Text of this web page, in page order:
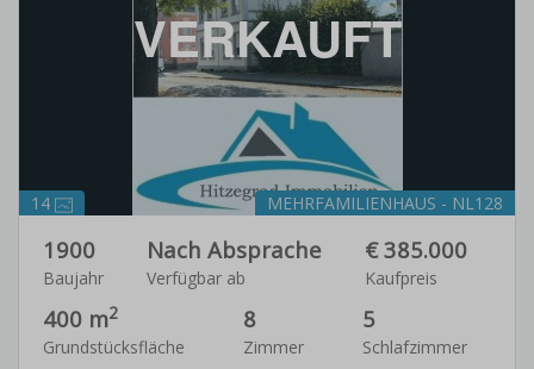
14
VERKAUFT
MEHRFAMILIENHAUS - NL128
1900
Baujahr
Nach Absprache
Verfügbar ab
€ 385.000
Kaufpreis
400 m2
Grundstücksfläche
8
Zimmer
5
Schlafzimmer